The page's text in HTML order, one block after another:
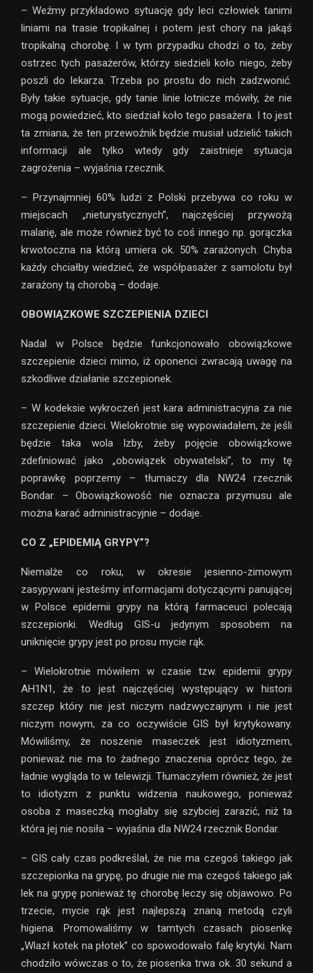
– Weźmy przykładowo sytuację gdy leci człowiek tanimi
liniami na trasie tropikalnej i potem jest chory na jakąś
tropikalną chorobę. I w tym przypadku chodzi o to, żeby
ostrzec tych pasażerów, którzy siedzieli koło niego, żeby
poszli do lekarza. Trzeba po prostu do nich zadzwonić.
Były takie sytuacje, gdy tanie linie lotnicze mówiły, że nie
mogą powiedzieć, kto siedział koło tego pasażera. I to jest
ta zmiana, że ten przewoźnik będzie musiał udzielić takich
informacji ale tylko wtedy gdy zaistnieje sytuacja
zagrożenia – wyjaśnia rzecznik.
– Przynajmniej 60% ludzi z Polski przebywa co roku w
miejscach „nieturystycznych”, najczęściej przywożą
malarię, ale może również być to coś innego np. gorączka
krwotoczna na którą umiera ok. 50% zarażonych. Chyba
każdy chciałby wiedzieć, że współpasażer z samolotu był
zarażony tą chorobą – dodaje.
OBOWIĄZKOWE SZCZEPIENIA DZIECI
Nadal w Polsce będzie funkcjonowało obowiązkowe
szczepienie dzieci mimo, iż oponenci zwracają uwagę na
szkodliwe działanie szczepionek.
– W kodeksie wykroczeń jest kara administracyjna za nie
szczepienie dzieci. Wielokrotnie się wypowiadałem, że jeśli
będzie taka wola Izby, żeby pojęcie obowiązkowe
zdefiniować jako „obowiązek obywatelski”, to my tę
poprawkę poprzemy – tłumaczy dla NW24 rzecznik
Bondar. – Obowiązkowość nie oznacza przymusu ale
można karać administracyjnie – dodaje.
CO Z „EPIDEMIĄ GRYPY”?
Niemalże co roku, w okresie jesienno-zimowym
zasypywani jesteśmy informacjami dotyczącymi panującej
w Polsce epidemii grypy na którą farmaceuci polecają
szczepionki. Według GIS-u jedynym sposobem na
uniknięcie grypy jest po prosu mycie rąk.
– Wielokrotnie mówiłem w czasie tzw. epidemii grypy
AH1N1, że to jest najczęściej występujący w historii
szczep który nie jest niczym nadzwyczajnym i nie jest
niczym nowym, za co oczywiście GIS był krytykowany.
Mówiliśmy, że noszenie maseczek jest idiotyzmem,
ponieważ nie ma to żadnego znaczenia oprócz tego, że
ładnie wygląda to w telewizji. Tłumaczyłem również, że jest
to idiotyzm z punktu widzenia naukowego, ponieważ
osoba z maseczką mogłaby się szybciej zarazić, niż ta
która jej nie nosiła – wyjaśnia dla NW24 rzecznik Bondar.
– GIS cały czas podkreślał, że nie ma czegoś takiego jak
szczepionka na grypę, po drugie nie ma czegoś takiego jak
lek na grypę ponieważ tę chorobę leczy się objawowo. Po
trzecie, mycie rąk jest najlepszą znaną metodą czyli
higiena. Promowaliśmy w tamtych czasach piosenkę
„Wlazł kotek na płotek” co spowodowało falę krytyki. Nam
chodziło wówczas o to, że piosenka trwa ok. 30 sekund a